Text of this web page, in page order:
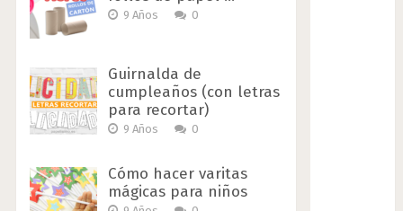
9 Años 0
Guirnalda de
cumpleaños (con letras
para recortar)
9 Años 0
Cómo hacer varitas
mágicas para niños